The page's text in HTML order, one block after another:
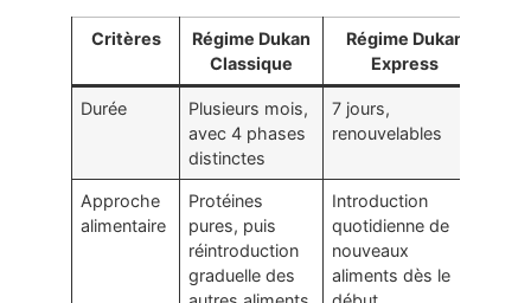
Critères
Régime Dukan
Classique
Régime Dukan
Express
Durée
Plusieurs mois,
avec 4 phases
distinctes
7 jours,
renouvelables
Approche
alimentaire
Protéines
pures, puis
réintroduction
graduelle des
Introduction
quotidienne de
nouveaux
aliments dès le